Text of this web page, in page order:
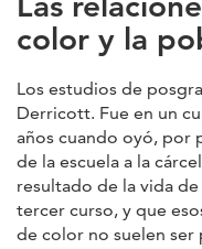
color y la
Los estudios de
Derricott. Fue en un
años cuando oyó, por
de la escuela a la
resultado de la vida
tercer curso, y que
de color no suelen ser